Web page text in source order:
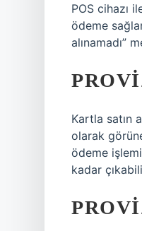
POS cihazı
ödeme
alınamadı”
Kartla satın
olarak
ödeme
kadar